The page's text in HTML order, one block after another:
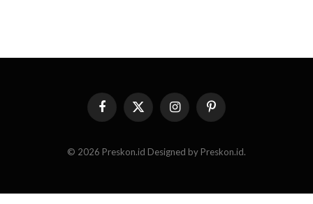
FacebookX
(Twitter)
InstagramPinterest
© 2026 Preskon.id Designed by Preskon.id.